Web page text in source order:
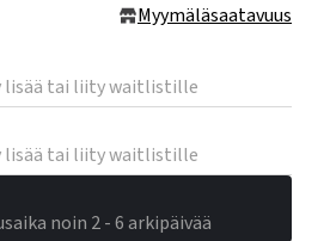
Myymäläsaatavuus
lisää tai liity waitlistille
lisää tai liity waitlistille
noin 2 - 6 arkipäivää